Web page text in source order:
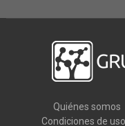
Quiénes somos
Condiciones de uso